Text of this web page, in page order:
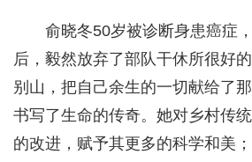
俞晓冬50岁被诊断身患癌症
后，毅然放弃了部队干休所很好
别山，把自己余生的一切献给了
书写了生命的传奇。她对乡村传
的改进，赋予其更多的科学和美